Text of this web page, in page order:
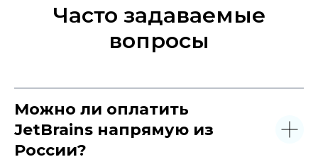
Часто задаваемые
вопросы
Можно ли оплатить
JetBrains напрямую из
России?